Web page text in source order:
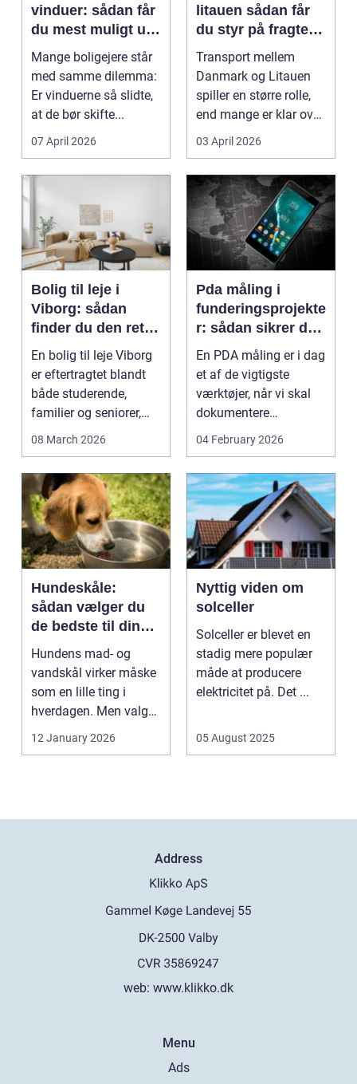
vinduer: sådan får
du mest muligt ud
af dine gamle
vinduer
Mange boligejere står
med samme dilemma:
Er vinduerne så slidte,
at de bør skifte...
07 April 2026
litauen sådan får
du styr på fragten
til baltikum
Transport mellem
Danmark og Litauen
spiller en større rolle,
end mange er klar over.
Litauen er et n...
03 April 2026
Bolig til leje i
Viborg: sådan
finder du den rette
lejlighed
En bolig til leje Viborg
er eftertragtet blandt
både studerende,
familier og seniorer,
fordi b...
08 March 2026
Pda måling i
funderingsprojekte
r: sådan sikrer du
dokumenteret
bæreevne
En PDA måling er i dag
et af de vigtigste
værktøjer, når vi skal
dokumentere
bæreevnen af pæle til
04 February 2026
Hundeskåle:
sådan vælger du
de bedste til din
hund
Hundens mad- og
vandskål virker måske
som en lille ting i
hverdagen. Men valg
af sk&arin...
12 January 2026
Nyttig viden om
solceller
Solceller er blevet en
stadig mere populær
måde at producere
elektricitet på. Det ...
05 August 2025
Address
web: www.klikko.dk
Menu
Ads